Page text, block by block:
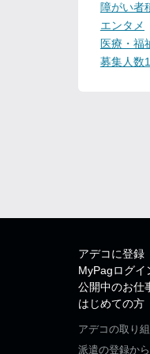
障がい者
エンタメ
医療・福
募集人数
アデコに登録
MyPagログイ
公開中のお仕
はじめての方
アデコの取り
派遣の登録か